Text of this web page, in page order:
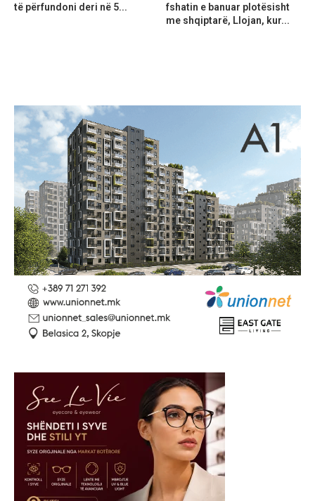
të përfundoni deri në 5...
fshatin e banuar plotësisht
me shqiptarë, Llojan, kur...